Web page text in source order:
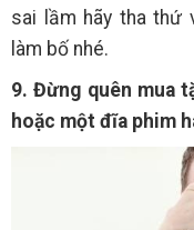
sai lầm hãy tha thứ
làm bố nhé.
9. Đừng quên mua
hoặc một đĩa phim